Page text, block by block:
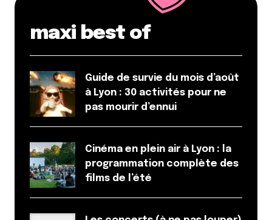
maxi best of
Guide de survie du mois d’août
à Lyon : 30 activités pour ne
pas mourir d’ennui
Cinéma en plein air à Lyon : la
programmation complète des
films de l’été